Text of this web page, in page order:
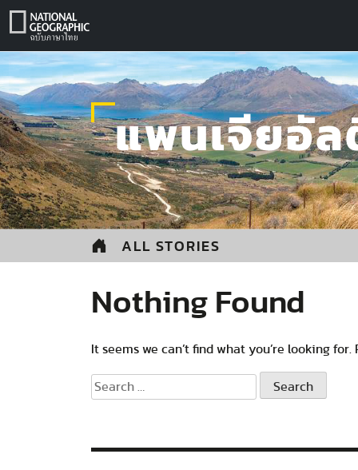
Skip
แพนเจียอัล
ALL STORIES
Nothing Found
It seems we can’t find what you’re looking
Search
for: